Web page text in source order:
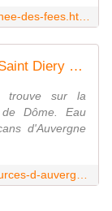
Les sources d'Auvergne: Renlaigue -Saint Diery - L'Auvergne Vue par Papou Poustache
trouve sur la
Dôme. Eau
d'Auvergne